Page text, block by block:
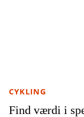
Find værdi i
CYKLING